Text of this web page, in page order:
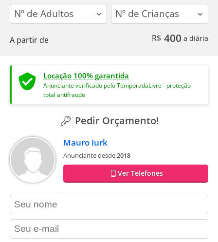
adults children
A partir de R$ 400 a diária
Locação 100% garantida
Anunciante verificado pelo TemporadaLivre - proteção
total antifraude
Pedir Orçamento!
Mauro Iurk
Anunciante desde2018
Ver Telefones
contact_name
contact_email